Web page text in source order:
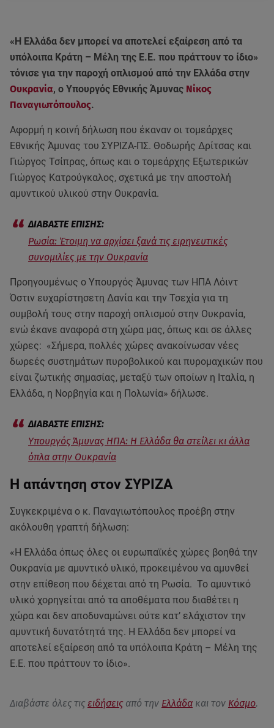
«Η Ελλάδα δεν μπορεί να αποτελεί εξαίρεση από τα
υπόλοιπα Κράτη – Μέλη της Ε.Ε. που πράττουν το ίδιο»
τόνισε για την παροχή οπλισμού από την Ελλάδα στην
Ουκρανία, ο Υπουργός Εθνικής Άμυνας Νίκος
Παναγιωτόπουλος.
Αφορμή η κοινή δήλωση που έκαναν οι τομεάρχες
Εθνικής Άμυνας του ΣΥΡΙΖΑ-ΠΣ. Θοδωρής Δρίτσας και
Γιώργος Τσίπρας, όπως και ο τομεάρχης Εξωτερικών
Γιώργος Κατρούγκαλος, σχετικά με την αποστολή
αμυντικού υλικού στην Ουκρανία.
Ρωσία: Έτοιμη να αρχίσει ξανά τις ειρηνευτικές
συνομιλίες με την Ουκρανία
Προηγουμένως ο Υπουργός Άμυνας των ΗΠΑ Λόιντ
Όστιν ευχαρίστησετη Δανία και την Τσεχία για τη
συμβολή τους στην παροχή οπλισμού στην Ουκρανία,
ενώ έκανε αναφορά στη χώρα μας, όπως και σε άλλες
χώρες: «Σήμερα, πολλές χώρες ανακοίνωσαν νέες
δωρεές συστημάτων πυροβολικού και πυρομαχικών που
είναι ζωτικής σημασίας, μεταξύ των οποίων η Ιταλία, η
Ελλάδα, η Νορβηγία και η Πολωνία» δήλωσε.
Υπουργός Άμυνας ΗΠΑ: Η Ελλάδα θα στείλει κι άλλα
όπλα στην Ουκρανία
Η απάντηση στον ΣΥΡΙΖΑ
Συγκεκριμένα ο κ. Παναγιωτόπουλος προέβη στην
ακόλουθη γραπτή δήλωση:
«Η Ελλάδα όπως όλες οι ευρωπαϊκές χώρες βοηθά την
Ουκρανία με αμυντικό υλικό, προκειμένου να αμυνθεί
στην επίθεση που δέχεται από τη Ρωσία. Το αμυντικό
υλικό χορηγείται από τα αποθέματα που διαθέτει η
χώρα και δεν αποδυναμώνει ούτε κατ’ ελάχιστον την
αμυντική δυνατότητά της. Η Ελλάδα δεν μπορεί να
αποτελεί εξαίρεση από τα υπόλοιπα Κράτη – Μέλη της
Ε.Ε. που πράττουν το ίδιο».
Διαβάστε όλες τις ειδήσεις από την Ελλάδα και τον Κόσμο.